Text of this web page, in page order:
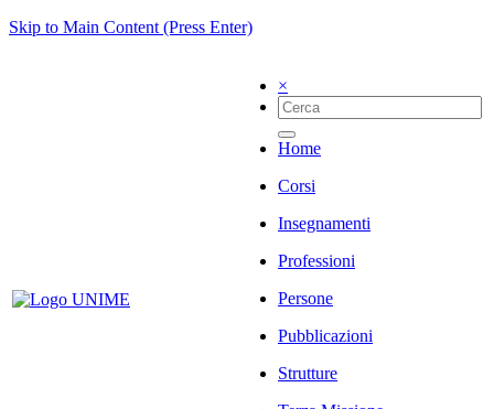
Skip to Main Content (Press Enter)
×
Home
Corsi
Insegnamenti
Professioni
Persone
Pubblicazioni
Strutture